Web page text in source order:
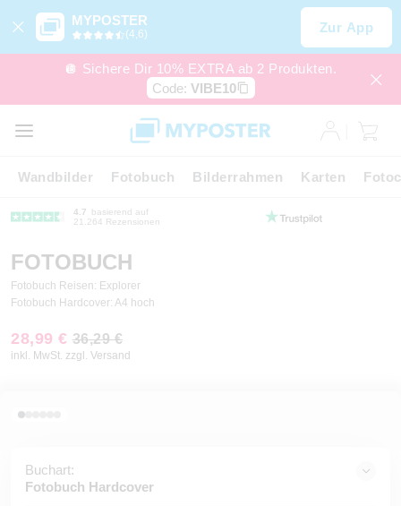
MYPOSTER
(4,6) Zur App
🪩 Sichere Dir 10% EXTRA ab 2 Produkten.
Code: VIBE10
Wandbilder Fotobuch Bilderrahmen Karten
4.7
basierend auf
21.264 Rezensionen
FOTOBUCH
Fotobuch Reisen: Explorer
Fotobuch Hardcover: A4 hoch
28,99 € 36,29 €
inkl. MwSt. zzgl. Versand
Buchart:
Fotobuch Hardcover